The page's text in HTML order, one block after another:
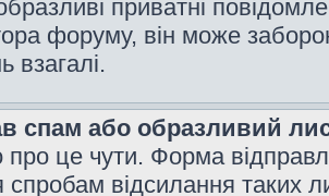
приватні
форуму, він може
взагалі.
спам або образливий
це чути. Форма
спробам відсилання таких